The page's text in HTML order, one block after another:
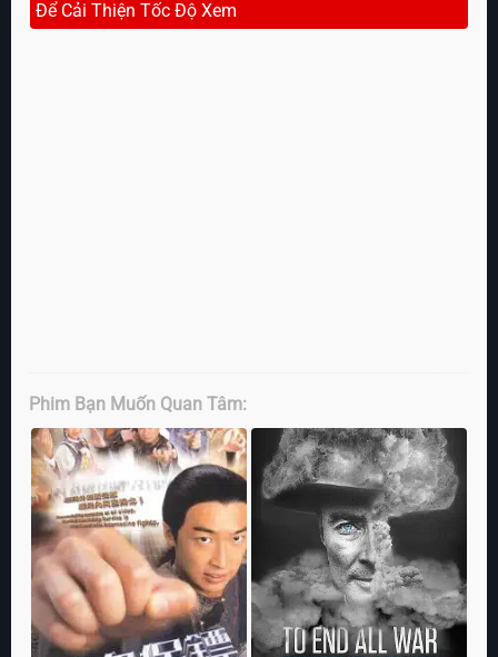
Để Cải Thiện Tốc Độ Xem
Phim Bạn Muốn Quan Tâm: